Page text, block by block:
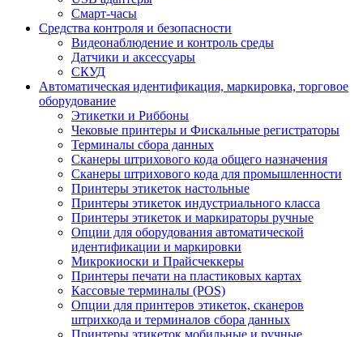
Смарт-часы
Средства контроля и безопасности
Видеонаблюдение и контроль среды
Датчики и аксессуары
СКУД
Автоматическая идентификация, маркировка, торговое
оборудование
Этикетки и Риббоны
Чековые принтеры и Фискальные регистраторы
Терминалы сбора данных
Сканеры штрихового кода общего назначения
Сканеры штрихового кода для промышленности
Принтеры этикеток настольные
Принтеры этикеток индустриального класса
Принтеры этикеток и маркираторы ручные
Опции для оборудования автоматической
идентификации и маркировки
Микрокиоски и Прайсчеккеры
Принтеры печати на пластиковых картах
Кассовые терминалы (POS)
Опции для принтеров этикеток, сканеров
штрихкода и терминалов сбора данных